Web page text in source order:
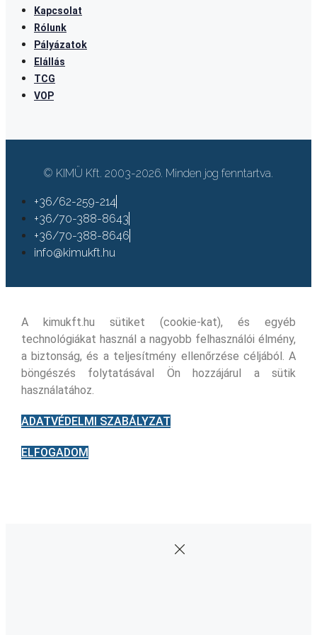
Kapcsolat
Rólunk
Pályázatok
Elállás
TCG
VOP
© KIMÜ Kft. 2003-2026. Minden jog fenntartva.
+36/62-259-214
+36/70-388-8643
+36/70-388-8646
info@kimukft.hu
A kimukft.hu sütiket (cookie-kat), és egyéb
technológiákat használ a nagyobb felhasználói élmény,
a biztonság, és a teljesítmény ellenőrzése céljából. A
böngészés folytatásával Ön hozzájárul a sütik
használatához.
ADATVÉDELMI SZABÁLYZAT
ELFOGADOM